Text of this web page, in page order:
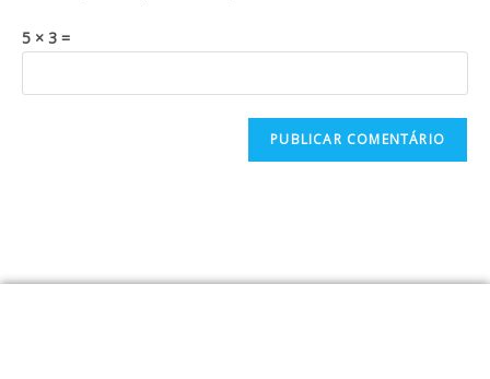
5 × 3 =